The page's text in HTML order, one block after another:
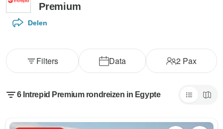
Premium
Delen
Data 2 Pax
Filters
6 Intrepid Premium rondreizen in Egypte